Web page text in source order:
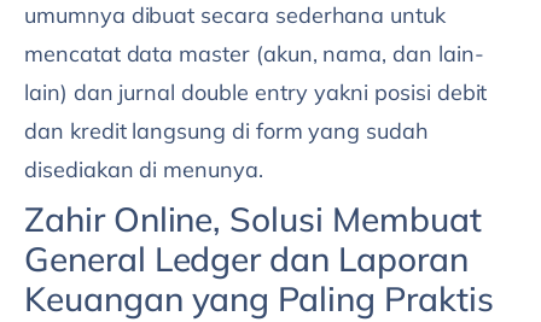
umumnya dibuat secara sederhana untuk
mencatat data master (akun, nama, dan lain-
lain) dan jurnal double entry yakni posisi debit
dan kredit langsung di form yang sudah
disediakan di menunya.
Zahir Online, Solusi Membuat
General Ledger dan Laporan
Keuangan yang Paling Praktis